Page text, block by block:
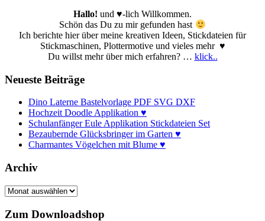
Hallo! und ♥-lich Willkommen.
Schön das Du zu mir gefunden hast
Ich berichte hier über meine kreativen Ideen, Stickdateien für
Stickmaschinen, Plottermotive und vieles mehr ♥
Du willst mehr über mich erfahren? … klick..
Neueste Beiträge
Dino Laterne Bastelvorlage PDF SVG DXF
Hochzeit Doodle Applikation ♥
Schulanfänger Eule Applikation Stickdateien Set
Bezaubernde Glücksbringer im Garten ♥
Charmantes Vögelchen mit Blume ♥
Archiv
Archiv
Zum Downloadshop